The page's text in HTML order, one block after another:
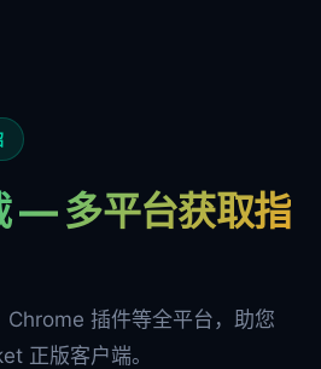
— 多平台获取指
插件等全平台，助您
正版客户端。